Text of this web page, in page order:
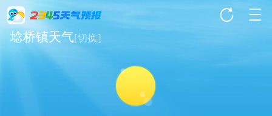
埝桥镇天气[切换]